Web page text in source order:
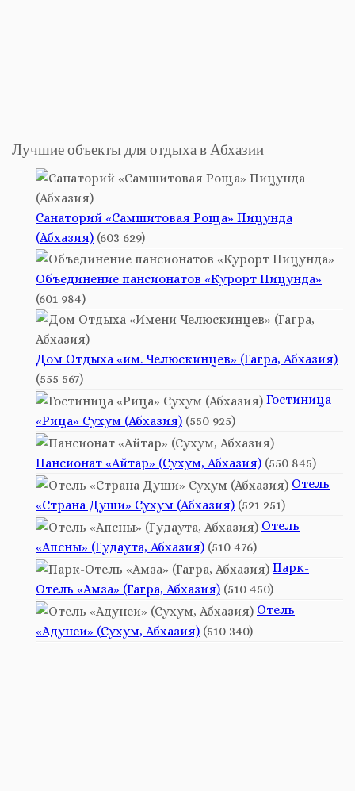
Лучшие объекты для отдыха в Абхазии
Санаторий «Самшитовая Роща» Пицунда
(Абхазия) (603 629)
Объединение пансионатов «Курорт Пицунда»
(601 984)
Дом Отдыха «им. Челюскинцев» (Гагра, Абхазия)
(555 567)
Гостиница
«Рица» Сухум (Абхазия) (550 925)
Пансионат «Айтар» (Сухум, Абхазия) (550 845)
Отель
«Страна Души» Сухум (Абхазия) (521 251)
Отель
«Апсны» (Гудаута, Абхазия) (510 476)
Парк-
Отель «Амза» (Гагра, Абхазия) (510 450)
Отель
«Адунеи» (Сухум, Абхазия) (510 340)